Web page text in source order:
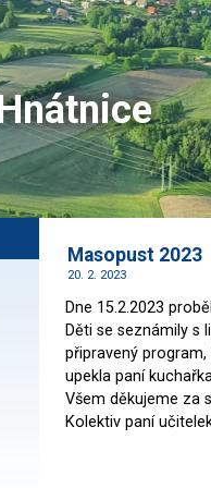
Masopust 2023
20. 2. 2023
Dne 15.2.2023
Děti se seznámily s
připravený
upekla paní
Všem děkujeme za
Kolektiv paní